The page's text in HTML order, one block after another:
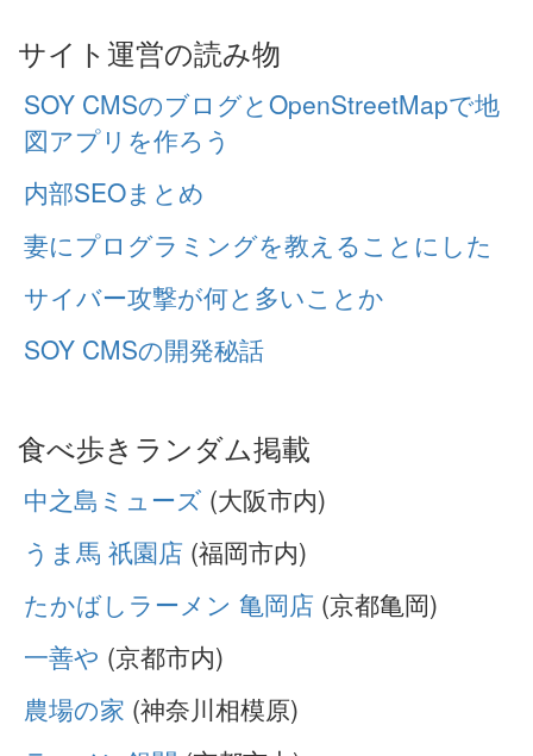
サイト運営の読み物
SOY CMSのブログとOpenStreetMapで地
図アプリを作ろう
内部SEOまとめ
妻にプログラミングを教えることにした
サイバー攻撃が何と多いことか
SOY CMSの開発秘話
食べ歩きランダム掲載
中之島ミューズ (大阪市内)
うま馬 祇園店 (福岡市内)
たかばしラーメン 亀岡店 (京都亀岡)
一善や (京都市内)
農場の家 (神奈川相模原)